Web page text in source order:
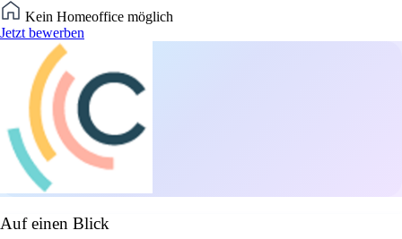
Kein Homeoffice möglich
Jetzt bewerben
Auf einen Blick